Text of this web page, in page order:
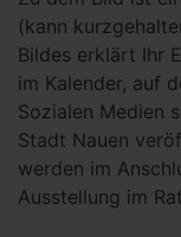
(kann
Bildes erklärt Ihr
im Kalender, auf
Sozialen Medien
Stadt Nauen
werden im
Ausstellung im